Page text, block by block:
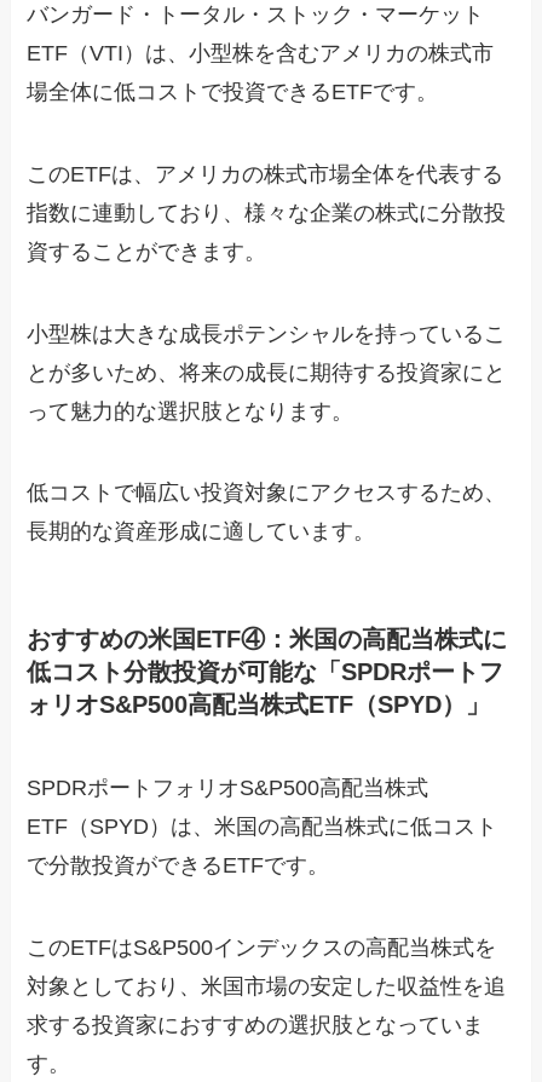
バンガード・トータル・ストック・マーケット
ETF（VTI）は、小型株を含むアメリカの株式市
場全体に低コストで投資できるETFです。
このETFは、アメリカの株式市場全体を代表する
指数に連動しており、様々な企業の株式に分散投
資することができます。
小型株は大きな成長ポテンシャルを持っているこ
とが多いため、将来の成長に期待する投資家にと
って魅力的な選択肢となります。
低コストで幅広い投資対象にアクセスするため、
長期的な資産形成に適しています。
おすすめの米国ETF④：米国の高配当株式に
低コスト分散投資が可能な「SPDRポートフ
ォリオS&P500高配当株式ETF（SPYD）」
SPDRポートフォリオS&P500高配当株式
ETF（SPYD）は、米国の高配当株式に低コスト
で分散投資ができるETFです。
このETFはS&P500インデックスの高配当株式を
対象としており、米国市場の安定した収益性を追
求する投資家におすすめの選択肢となっていま
す。